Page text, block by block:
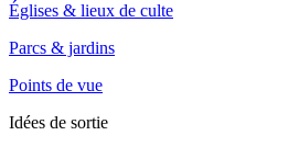
Églises & lieux de culte
Parcs & jardins
Points de vue
Idées de sortie